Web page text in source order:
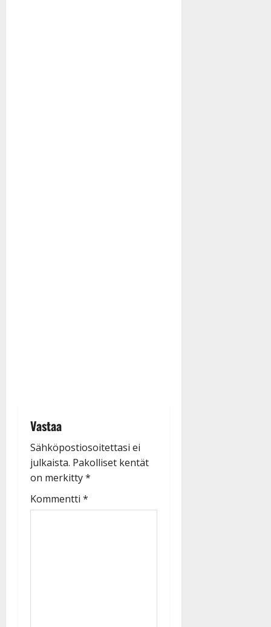
Vastaa
Sähköpostiosoitettasi ei
julkaista. Pakolliset kentät
on merkitty*
Kommentti *